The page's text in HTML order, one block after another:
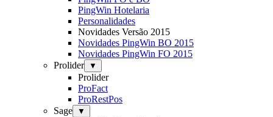
PingWin Hotelaria
Personalidades
Novidades Versão 2015
Novidades PingWin BO 2015
Novidades PingWin FO 2015
Prolider
▼
Prolider
ProFact
ProRestPos
Sage
▼